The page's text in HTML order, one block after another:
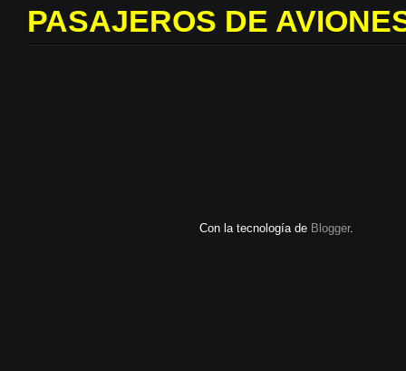
PASAJEROS DE
Con la tecnología de Blogger.